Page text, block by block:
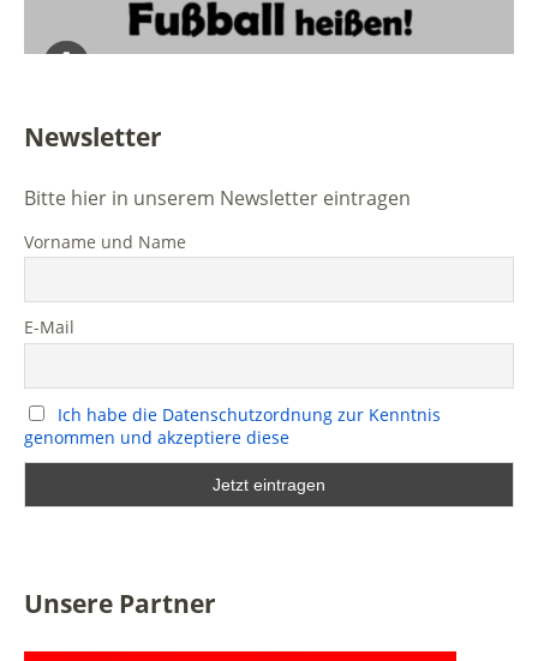
Newsletter
Bitte hier in unserem Newsletter eintragen
Vorname und Name
E-Mail
Ich habe die Datenschutzordnung zur Kenntnis
genommen und akzeptiere diese
Unsere Partner